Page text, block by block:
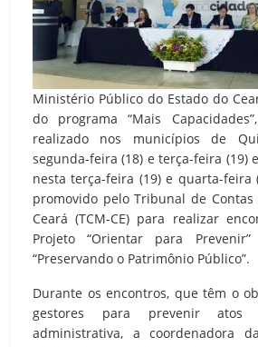
Ministério Público do Estado do
do programa “Mais
realizado nos municípios de
segunda-feira (18) e terça-feira (19)
nesta terça-feira (19) e quarta-feira
promovido pelo Tribunal de
Ceará (TCM-CE) para realizar
Projeto “Orientar para
“Preservando o Patrimônio Público”.
Durante os encontros, que têm o
gestores para prevenir atos
administrativa, a coordenadora